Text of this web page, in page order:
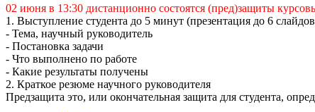
02 июня в 13:30 дистанционно состоятся (пред)защиты
1. Выступление студента до 5 минут (презентация до 6
- Тема, научный руководитель
- Постановка задачи
- Что выполнено по работе
- Какие результаты получены
2. Краткое резюме научного руководителя
Предзащита это, или окончательная защита для студента,